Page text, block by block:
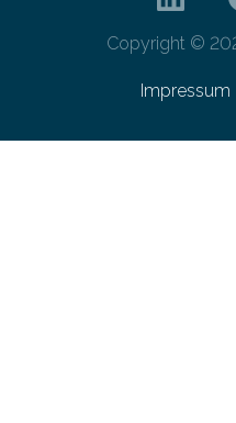
Copyright ©
Impressum